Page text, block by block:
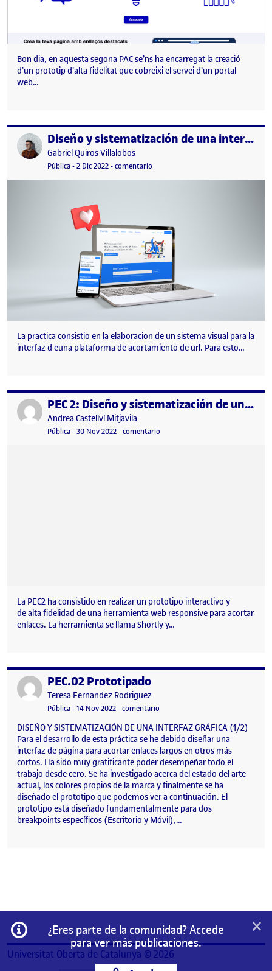
Bon dia, en aquesta segona PAC se’ns ha encarregat la creació
d’un prototip d’alta fidelitat que cobreixi el servei d’un portal
web…
Publicado por Diseño y sistematización de una interfaz gráfica
Publicado por
Gabriel Quiros Villalobos
Visibilidad:
Pública-Fecha de publicación
2 Dic 2022-comentario
La practica consistio en la elaboracion de un sistema visual para la
interfaz d euna plataforma de acortamiento de url. Para esto…
Publicado por PEC 2: Diseño y sistematización de una interfaz gráfica (proyecto 1/2)
Publicado por
Andrea Castellví Mitjavila
Visibilidad:
Pública-Fecha de publicación
30 Nov 2022-comentario
La PEC2 ha consistido en realizar un prototipo interactivo y
de alta fidelidad de una herramienta web responsive para acortar
enlaces. La herramienta se llama Shortly y…
Publicado porPEC.02 Prototipado
Publicado por
Teresa Fernandez Rodriguez
Visibilidad:
Pública-Fecha de publicación
14 Nov 202214 noviembre, 2022 7:23 pm
-comentario
DISEÑO Y SISTEMATIZACIÓN DE UNA INTERFAZ GRÁFICA (1/2)
Para el desarrollo de esta práctica se he debido diseñar una
interfaz de página para acortar enlaces largos en otros más
cortos. Ha sido muy gratificante poder desempeñar todo el
trabajo desde cero. Se ha investigado acerca del estado del arte
actual, los colores propios de la marca y finalmente se ha
diseñado el prototipo que podemos ver a continuación. El
prototipo está diseñado fundamentalmente para dos
breakpoints específicos (Escritorio y Móvil),…
Información
¿Eres parte de la comunidad? Accede
para ver más publicaciones.
×
Universitat Oberta de Catalunya © 2026